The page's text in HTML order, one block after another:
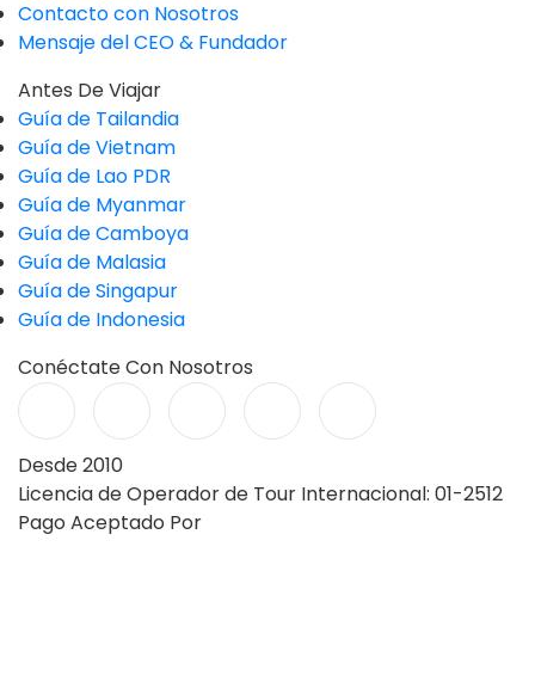
Contacto con Nosotros
Mensaje del CEO & Fundador
Antes De Viajar
Guía de Tailandia
Guía de Vietnam
Guía de Lao PDR
Guía de Myanmar
Guía de Camboya
Guía de Malasia
Guía de Singapur
Guía de Indonesia
Conéctate Con Nosotros
Desde 2010
Licencia de Operador de Tour Internacional: 01-2512
Pago Aceptado Por